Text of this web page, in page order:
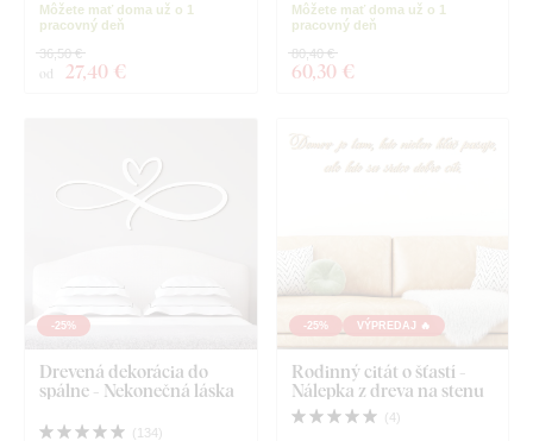
Môžete mať doma už o 1
pracovný deň
od 27,40 €
36,50 €
Môžete mať doma už o 1
pracovný deň
60,30 €
80,40 €
-25%
Drevená dekorácia do
spálne - Nekonečná láska
( 134)
-25% VÝPREDAJ 🔥
Rodinný citát o šťastí -
Nálepka z dreva na stenu
( 4)